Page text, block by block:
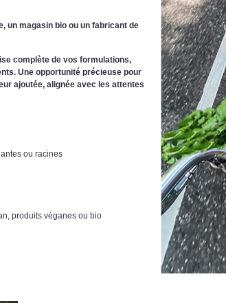
un magasin bio ou un fabricant de
complète de vos formulations,
Une opportunité précieuse pour
ajoutée, alignée avec les attentes
ou racines
produits véganes ou bio